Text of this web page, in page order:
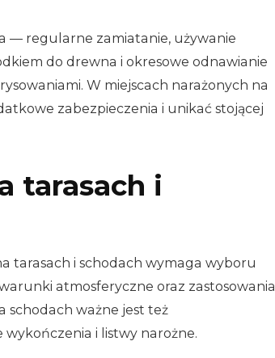
— regularne zamiatanie, używanie
do drewna i okresowe odnawianie
W miejscach narażonych na
zabezpieczenia i unikać stojącej
tarasach i
tarasach i schodach wymaga wyboru
atmosferyczne oraz zastosowania
schodach ważne jest też
i listwy narożne.